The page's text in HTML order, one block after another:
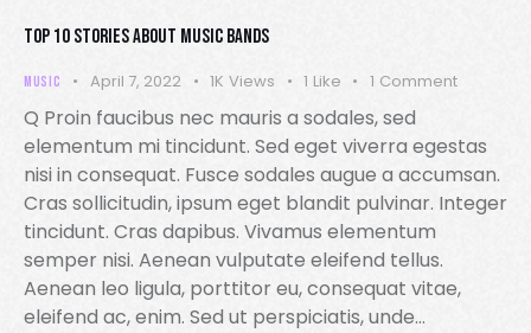
TOP 10 STORIES ABOUT MUSIC BANDS
MUSIC April 7, 2022 1K Views 1 Like 1 Comment
Q Proin faucibus nec mauris a sodales, sed
elementum mi tincidunt. Sed eget viverra egestas
nisi in consequat. Fusce sodales augue a accumsan.
Cras sollicitudin, ipsum eget blandit pulvinar. Integer
tincidunt. Cras dapibus. Vivamus elementum
semper nisi. Aenean vulputate eleifend tellus.
Aenean leo ligula, porttitor eu, consequat vitae,
eleifend ac, enim. Sed ut perspiciatis, unde…